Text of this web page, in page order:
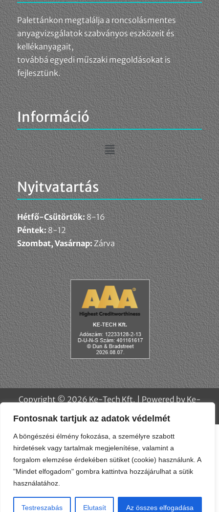
Fontosnak tartjuk az adatok védelmét
A böngészési élmény fokozása, a személyre szabott
hirdetések vagy tartalmak megjelenítése, valamint a
forgalom elemzése érdekében sütiket (cookie) használunk. A
"Mindet elfogadom" gombra kattintva hozzájárulhat a sütik
használatához.
Testreszabás Elutasít Az összes elfogadása
Palettánkon megtalálja a roncsolásmentes
anyagvizsgálatok szabványos eszközeit és
kellékanyagait,
továbbá egyedi műszaki megoldásokat is
fejlesztünk.
Információ
Nyitvatartás
Hétfő-Csütörtök:8-16
Péntek:8-12
Szombat, Vasárnap:Zárva
Copyright © 2026 Ke-Tech Kft. | Powered by Ke-